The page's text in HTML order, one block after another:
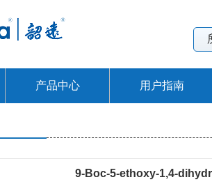
产品中心 用户指南
9-Boc-5-ethoxy-1,4-